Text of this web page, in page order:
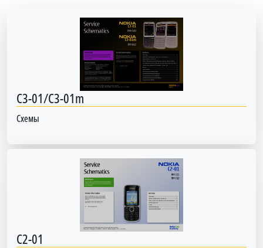
C3-01/C3-01m
Схемы
C2-01